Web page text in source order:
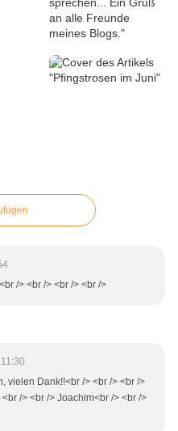
/> <br /> <br /> <br />
vielen Dank!!<br /> <br /> <br />
/> <br /> Joachim<br /> <br />